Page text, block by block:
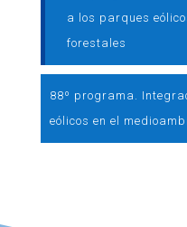
a los parques
forestales
88º programa.
eólicos en el